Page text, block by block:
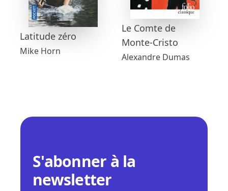
Latitude zéro
Mike Horn
Le Comte de
Monte-Cristo
Alexandre Dumas
S'abonner à la
newsletter